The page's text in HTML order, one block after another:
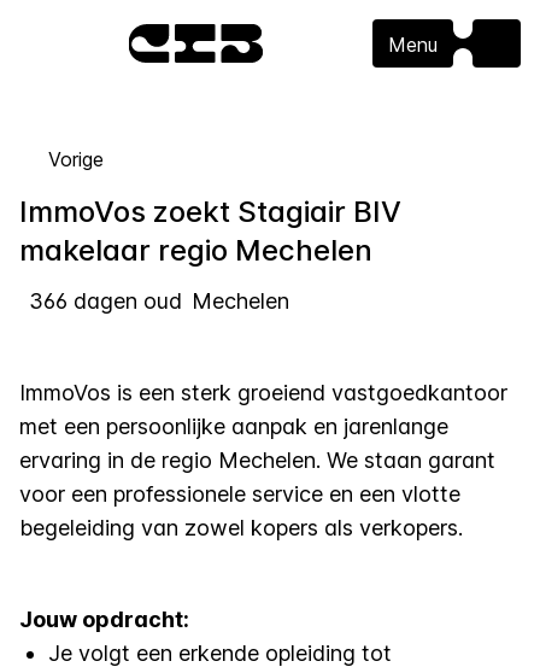
Menu
Vorige
ImmoVos zoekt Stagiair BIV
makelaar regio Mechelen
366 dagen oud Mechelen
ImmoVos is een sterk groeiend vastgoedkantoor
met een persoonlijke aanpak en jarenlange
ervaring in de regio Mechelen. We staan garant
voor een professionele service en een vlotte
begeleiding van zowel kopers als verkopers.
Jouw opdracht:
Je volgt een erkende opleiding tot